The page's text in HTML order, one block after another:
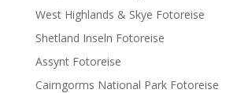
West Highlands & Skye Fotoreise
Shetland Inseln Fotoreise
Assynt Fotoreise
Cairngorms National Park Fotoreise